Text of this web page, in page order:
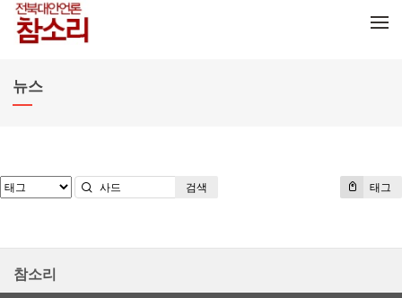
뉴스
태그
검색
참소리